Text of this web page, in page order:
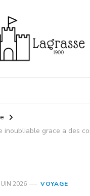
inoubliable grace a des
2026 VOYAGE